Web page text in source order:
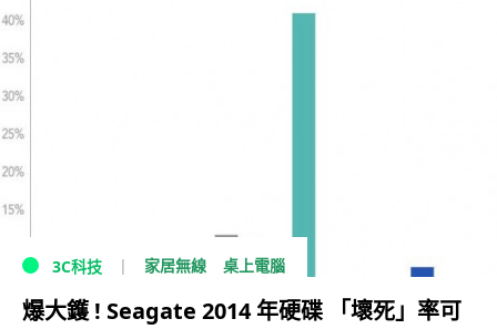
3C科技 家居無線 桌上電腦
爆大鑊 ! Seagate 2014 年硬碟 「壞死」率可